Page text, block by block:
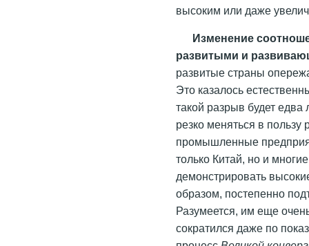
высоким или даже
Изменение
развитыми и
развитые страны
Это казалось
такой разрыв будет
резко меняться в
промышленные
только Китай, но и
демонстрировать
образом, постепенно
Разумеется, им еще
сократился даже по